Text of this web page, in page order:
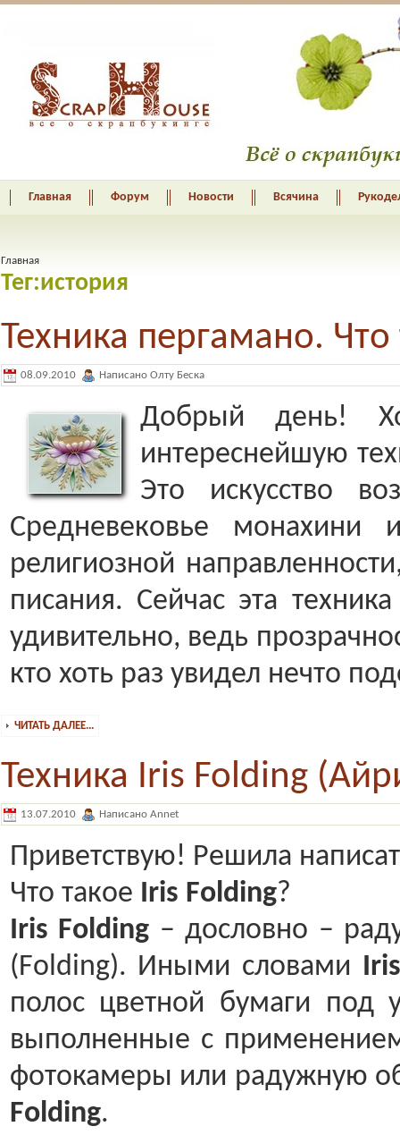
Главная Форум Новости Всячина
Главная
Тег:история
Техника пергамано.
08.09.2010 Написано Олту Беска
Добрый день!
интереснейшую
Это искусство
Средневековье монахини
религиозной
писания. Сейчас эта
удивительно, ведь
кто хоть раз увидел нечто
ЧИТАТЬ ДАЛЕЕ...
Техника Iris Folding
13.07.2010 Написано Annet
Приветствую! Решила
Что такое Iris Folding?
Iris Folding – дословно –
(Folding). Иными словами
полос цветной бумаги под
выполненные с
фотокамеры или радужную
Folding.